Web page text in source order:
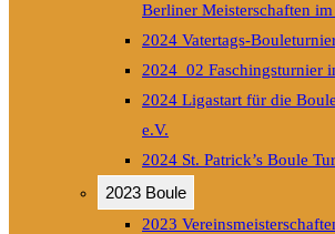
Berliner Meisterschaften
2024 Vatertags-
2024_02 Faschingsturnier
2024 Ligastart für die
e.V.
2024 St. Patrick’s Boule
2023 Boule
2023